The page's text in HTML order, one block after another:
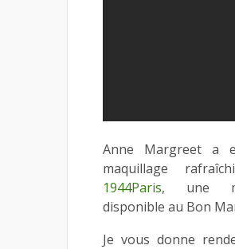
Anne Margreet a
maquillage
1944Paris, une
disponible au Bon
Je vous donne